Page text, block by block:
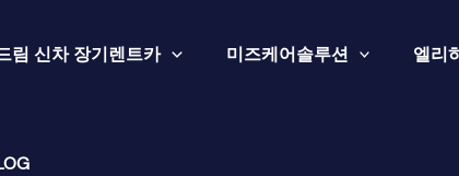
림 신차 장기렌트카 미즈케어솔루션 엘리